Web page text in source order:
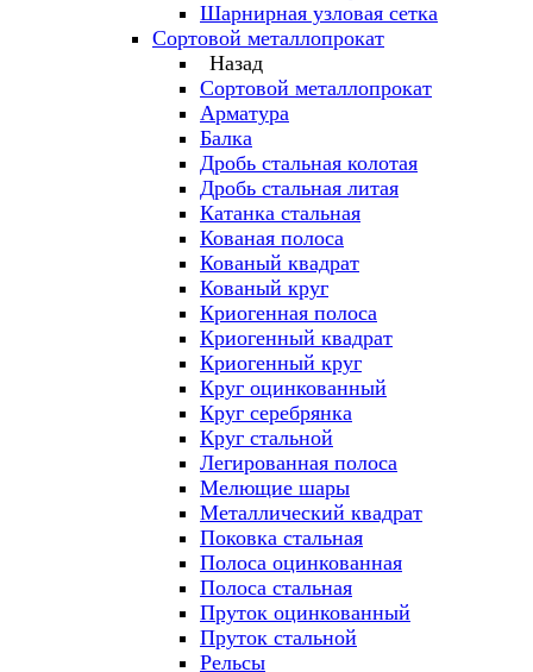
Шарнирная узловая сетка
Сортовой металлопрокат
Назад
Сортовой металлопрокат
Арматура
Балка
Дробь стальная колотая
Дробь стальная литая
Катанка стальная
Кованая полоса
Кованый квадрат
Кованый круг
Криогенная полоса
Криогенный квадрат
Криогенный круг
Круг оцинкованный
Круг серебрянка
Круг стальной
Легированная полоса
Мелющие шары
Металлический квадрат
Поковка стальная
Полоса оцинкованная
Полоса стальная
Пруток оцинкованный
Пруток стальной
Рельсы